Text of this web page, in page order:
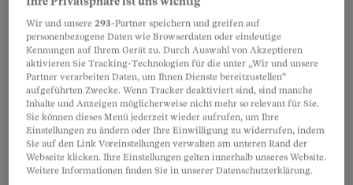
So hat etwa dieSchwyzerKantonsverwaltung
entschieden, per 1. September 2026 das
Mitbringen vonHunden zu untersagen.Der
Grund dafür ist, dass eine Reinigungskraft von
einem mitgebrachten Dackel während der
Arbeit in einem Schwyzer Regierungsgebäude
Wir und unsere293-Partner speichern und greifen auf
personenbezogene Daten wie Browserdaten oder eindeutige
Kennungen auf Ihrem Gerät zu. Durch Auswahl von Akzeptieren
aktivieren Sie Tracking-Technologien für die unter „Wir und unsere
Partner verarbeiten Daten, um Ihnen Dienste bereitzustellen“
aufgeführten Zwecke. Wenn Tracker deaktiviert sind, sind manche
Inhalte und Anzeigen möglicherweise nicht mehr so relevant für Sie.
Sie können dieses Menü jederzeit wieder aufrufen, um Ihre
Einstellungen zu ändern oder Ihre Einwilligung zu widerrufen, indem
Sie auf den Link Voreinstellungen verwalten am unteren Rand der
Webseite klicken. Ihre Einstellungen gelten innerhalb unseres Website.
Weitere Informationen finden Sie in unserer Datenschutzerklärung.